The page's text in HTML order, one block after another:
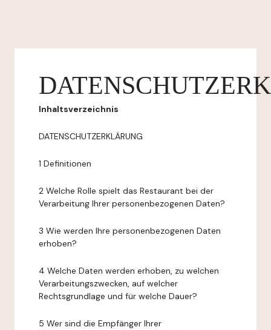
Inhaltsverzeichnis
DATENSCHUTZERKLÄRUNG
1 Definitionen
2 Welche Rolle spielt das Restaurant bei der
Verarbeitung Ihrer personenbezogenen Daten?
3 Wie werden Ihre personenbezogenen Daten
erhoben?
4 Welche Daten werden erhoben, zu welchen
Verarbeitungszwecken, auf welcher
Rechtsgrundlage und für welche Dauer?
5 Wer sind die Empfänger Ihrer